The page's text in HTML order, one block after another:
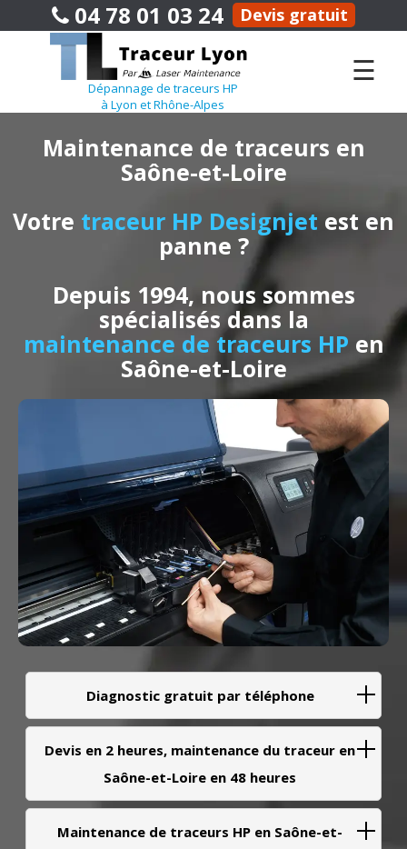
04 78 01 03 24 Devis gratuit
Dépannage de traceurs HP
à Lyon et Rhône-Alpes
☰
Maintenance de traceurs en
Saône-et-Loire
Votre traceur HP Designjet est en
panne ?
Depuis 1994, nous sommes
spécialisés dans la
maintenance de traceurs HP en
Saône-et-Loire
Diagnostic gratuit par téléphone
Devis en 2 heures, maintenance du traceur en
Saône-et-Loire en 48 heures
Maintenance de traceurs HP en Saône-et-